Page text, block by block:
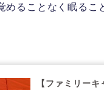
めることなく眠るこ
【ファミリー